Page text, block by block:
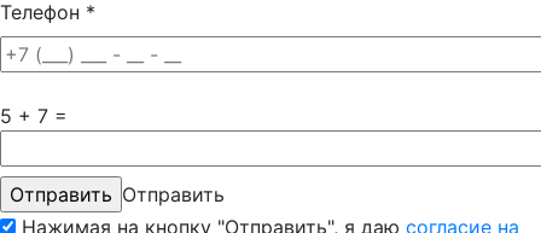
Телефон *
5 + 7 =
Отправить
Нажимая на кнопку "Отправить", я даю согласие на